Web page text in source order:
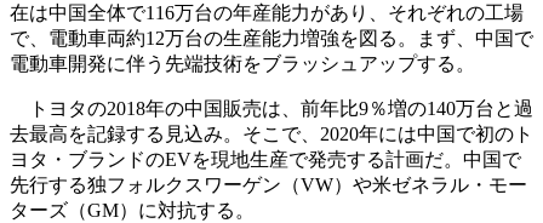
在は中国全体で116万台の年産能力があり、それぞれの工場
で、電動車両約12万台の生産能力増強を図る。まず、中国で
電動車開発に伴う先端技術をブラッシュアップする。
トヨタの2018年の中国販売は、前年比9％増の140万台と過
去最高を記録する見込み。そこで、2020年には中国で初のト
ヨタ・ブランドのEVを現地生産で発売する計画だ。中国で
先行する独フォルクスワーゲン（VW）や米ゼネラル・モー
ターズ（GM）に対抗する。